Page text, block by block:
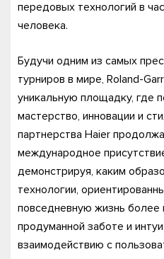
передовых технологий в
человека.
Будучи одним из самых
турниров в мире, Roland-
уникальную площадку, где
мастерство, инновации и
партнерства Haier
международное
демонстрируя, каким
технологии,
повседневную жизнь
продуманной заботе и
взаимодействию с